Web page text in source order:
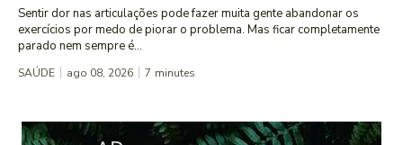
Sentir dor nas articulações pode fazer muita gente abandonar os
exercícios por medo de piorar o problema. Mas ficar completamente
parado nem sempre é...
SAÚDE ago 08, 2026 7 minutes